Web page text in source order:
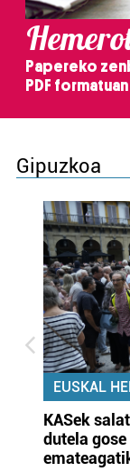
Papereko
PDF formatuan
Gipuzkoa
EUSKAL
KASek
dutela